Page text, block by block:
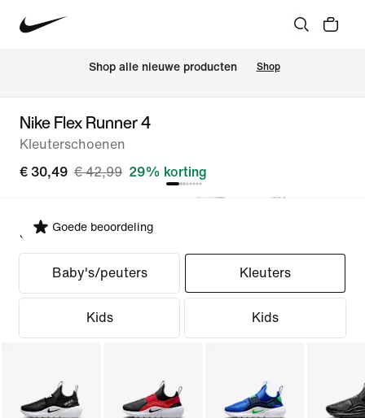
Shop alle nieuwe producten Shop
Nike Flex Runner 4
Kleuterschoenen
€ 30,49 € 42,99 29% korting
Goede beoordeling
Selecteer pasvorm
Baby's/peuters Kleuters
Kids Kids